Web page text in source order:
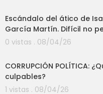
Escándalo del ático de
García Martín. Difícil no
0 vistas . 08/04/26
CORRUPCIÓN POLÍTICA:
culpables?
1 vistas . 08/04/26